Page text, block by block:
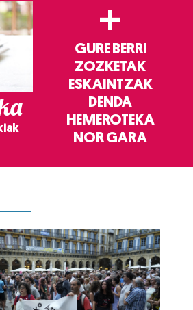
+
GURE BERRI
ZOZKETAK
ESKAINTZAK
DENDA
HEMEROTEKA
NOR GARA